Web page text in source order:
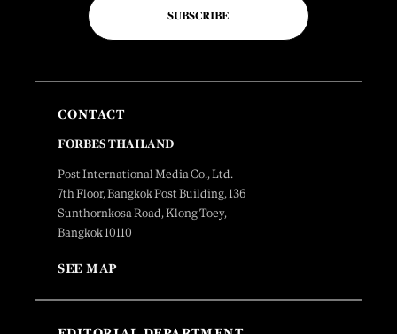
SUBSCRIBE
CONTACT
FORBES THAILAND
Post International Media Co., Ltd.
7th Floor, Bangkok Post Building, 136
Sunthornkosa Road, Klong Toey,
Bangkok 10110
SEE MAP